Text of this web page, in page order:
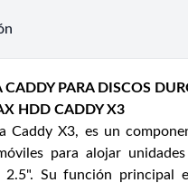
CADDY PARA DISCOS
HDD CADDY X3
Caddy X3, es un
para alojar
2.5". Su función principal